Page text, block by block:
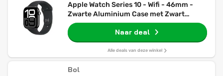
Apple Watch Series 10 - Wifi - 46mm -
Zwarte Aluminium Case met Zwart
Sportbandje - M/L
Naar deal
Alle deals van deze winkel
Bol